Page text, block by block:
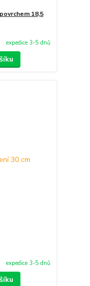
18,5
expedice 3-5 dnů
expedice 3-5 dnů